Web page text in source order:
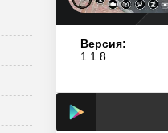
Версия:
1.1.8